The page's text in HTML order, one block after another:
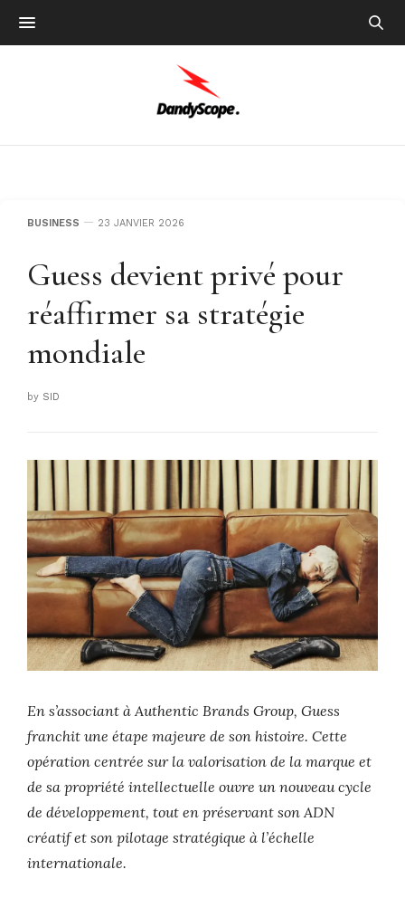
BUSINESS 23 JANVIER 2026
Guess devient privé pour
réaffirmer sa stratégie
mondiale
by SID
En s’associant à Authentic Brands Group, Guess
franchit une étape majeure de son histoire. Cette
opération centrée sur la valorisation de la marque et
de sa propriété intellectuelle ouvre un nouveau cycle
de développement, tout en préservant son ADN
créatif et son pilotage stratégique à l’échelle
internationale.